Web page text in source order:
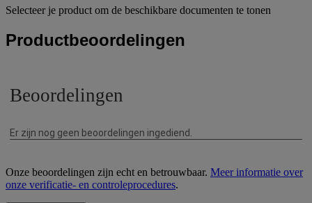
Selecteer je product om de beschikbare documenten te tonen
Productbeoordelingen
Onze beoordelingen zijn echt en betrouwbaar. Meer informatie over
onze verificatie- en controleprocedures.